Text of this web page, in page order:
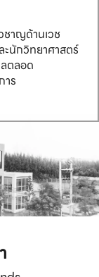
ชาญด้านเวช
ะนักวิทยาศาสตร์
ตลอด
าร